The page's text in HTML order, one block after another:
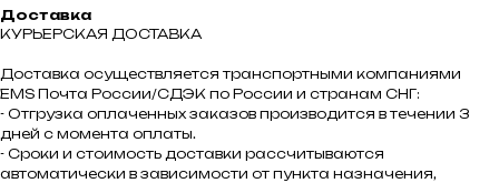
Доставка
КУРЬЕРСКАЯ ДОСТАВКА
Доставка осуществляется транспортными компаниями
ЕMS Почта России/СДЭК по России и странам СНГ:
- Отгрузка оплаченных заказов производится в течении 3
дней с момента оплаты.
- Сроки и стоимость доставки рассчитываются
автоматически в зависимости от пункта назначения,